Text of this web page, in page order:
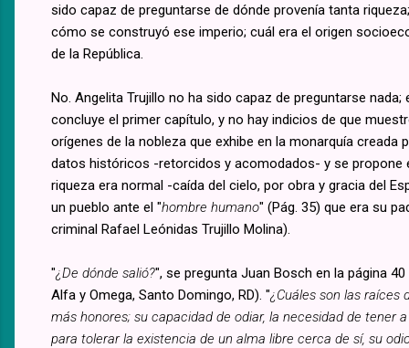
sido capaz de preguntarse de dónde provenía tanta
cómo se construyó ese imperio; cuál era el origen
de la República.
No. Angelita Trujillo no ha sido capaz de preguntarse nada;
concluye el primer capítulo, y no hay indicios de que
orígenes de la nobleza que exhibe en la monarquía
datos históricos -retorcidos y acomodados- y se propone
riqueza era normal -caída del cielo, por obra y gracia del
un pueblo ante el "hombre humano" (Pág. 35) que era su
criminal Rafael Leónidas Trujillo Molina).
"¿De dónde salió?", se pregunta Juan Bosch en la página
Alfa y Omega, Santo Domingo, RD). "¿Cuáles son las raíces
más honores; su capacidad de odiar, la necesidad de tener
para tolerar la existencia de un alma libre cerca de sí, su